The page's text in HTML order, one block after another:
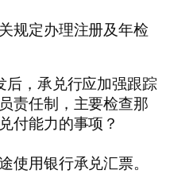
规定办理注册及年检
后，承兑行应加强跟踪
责任制，主要检查那
付能力的事项？
使用银行承兑汇票。